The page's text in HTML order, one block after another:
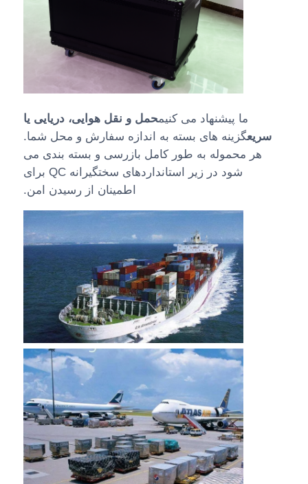
ما پیشنهاد می کنیمحمل و نقل هوایی، دریایی یا
سریعگزینه های بسته به اندازه سفارش و محل شما.
هر محموله به طور کامل بازرسی و بسته بندی می
شود در زیر استانداردهای سختگیرانه QC برای
اطمینان از رسیدن امن.